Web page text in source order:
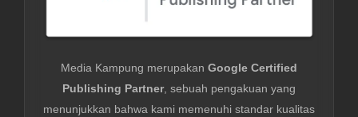
Media Kampung merupakan Google Certified
Publishing Partner, sebuah pengakuan yang
menunjukkan bahwa kami memenuhi standar kualitas